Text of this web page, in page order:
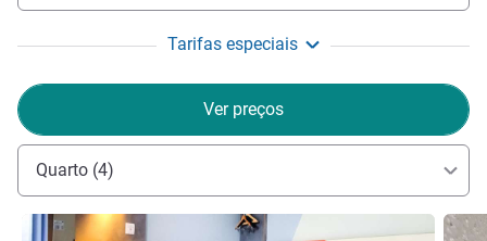
Tarifas especiais
Ver preços
Quarto (4)
Ver detalhes Ver